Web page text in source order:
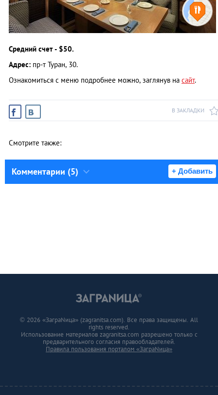
Средний счет - $50.
Адрес: пр-т Туран, 30.
Ознакомиться с меню подробнее можно, заглянув на сайт.
В ЗАКЛАДКИ
Смотрите также:
Комментарии (5) + Добавить
© 2026 «ЗаграNица» (zagranitsa.com). Все права защищены. All
rights reserved.
Использование материалов zagranitsa.com разрешено только с
предварительного согласия правообладателей.
Правила пользования порталом «ЗаграNица»